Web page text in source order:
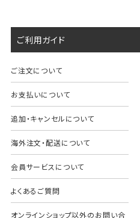
ご利用ガイド
ご注文について
お支払いについて
追加・キャンセルについて
海外注文・配送について
会員サービスについて
よくあるご質問
オンラインショップ以外のお問い合